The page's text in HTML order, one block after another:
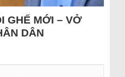
GHẾ MỚI – VỞ
DÂN